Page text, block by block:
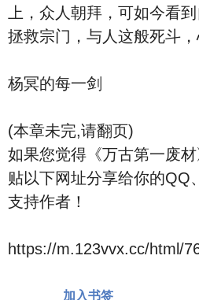
上，众人朝拜，可如今看
拯救宗门，与人这般死斗，
杨冥的每一剑
(本章未完,请翻页)
如果您觉得《万古第一废
贴以下网址分享给你的QQ
支持作者！
https://m.123vvx.cc/html/
加入书签